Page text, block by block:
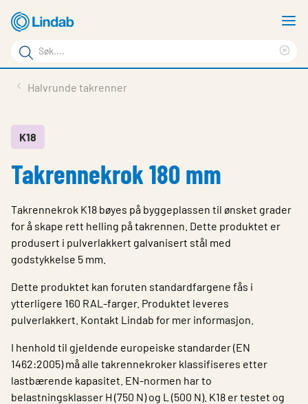
hovedinnhold
Søkeord
Søk
på
Last ned
Om Lindab
Kontakt oss
Logg inn
Choose languge
Norway
Halvrunde takrenner
K18
Takrennekrok 180 mm
Takrennekrok K18 bøyes på byggeplassen til ønsket grader
for å skape rett helling på takrennen. Dette produktet er
produsert i pulverlakkert galvanisert stål med
godstykkelse 5 mm.
Dette produktet kan foruten standardfargene fås i
ytterligere 160 RAL-farger. Produktet leveres
pulverlakkert. Kontakt Lindab for mer informasjon.
I henhold til gjeldende europeiske standarder (EN
1462:2005) må alle takrennekroker klassifiseres etter
lastbærende kapasitet. EN-normen har to
belastningsklasser H (750 N) og L (500 N). K18 er testet og